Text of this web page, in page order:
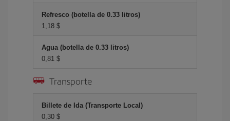
Refresco (botella de 0.33 litros)
1,18 $
Agua (botella de 0.33 litros)
0,81 $
Transporte
Billete de Ida (Transporte Local)
0,30 $